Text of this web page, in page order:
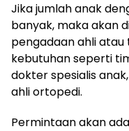
Jika jumlah anak
banyak, maka akan
pengadaan ahli atau
kebutuhan seperti
dokter spesialis
ahli ortopedi.
Permintaan akan